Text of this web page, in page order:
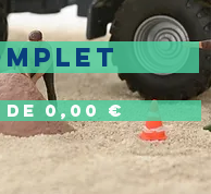
DE 0,00 €